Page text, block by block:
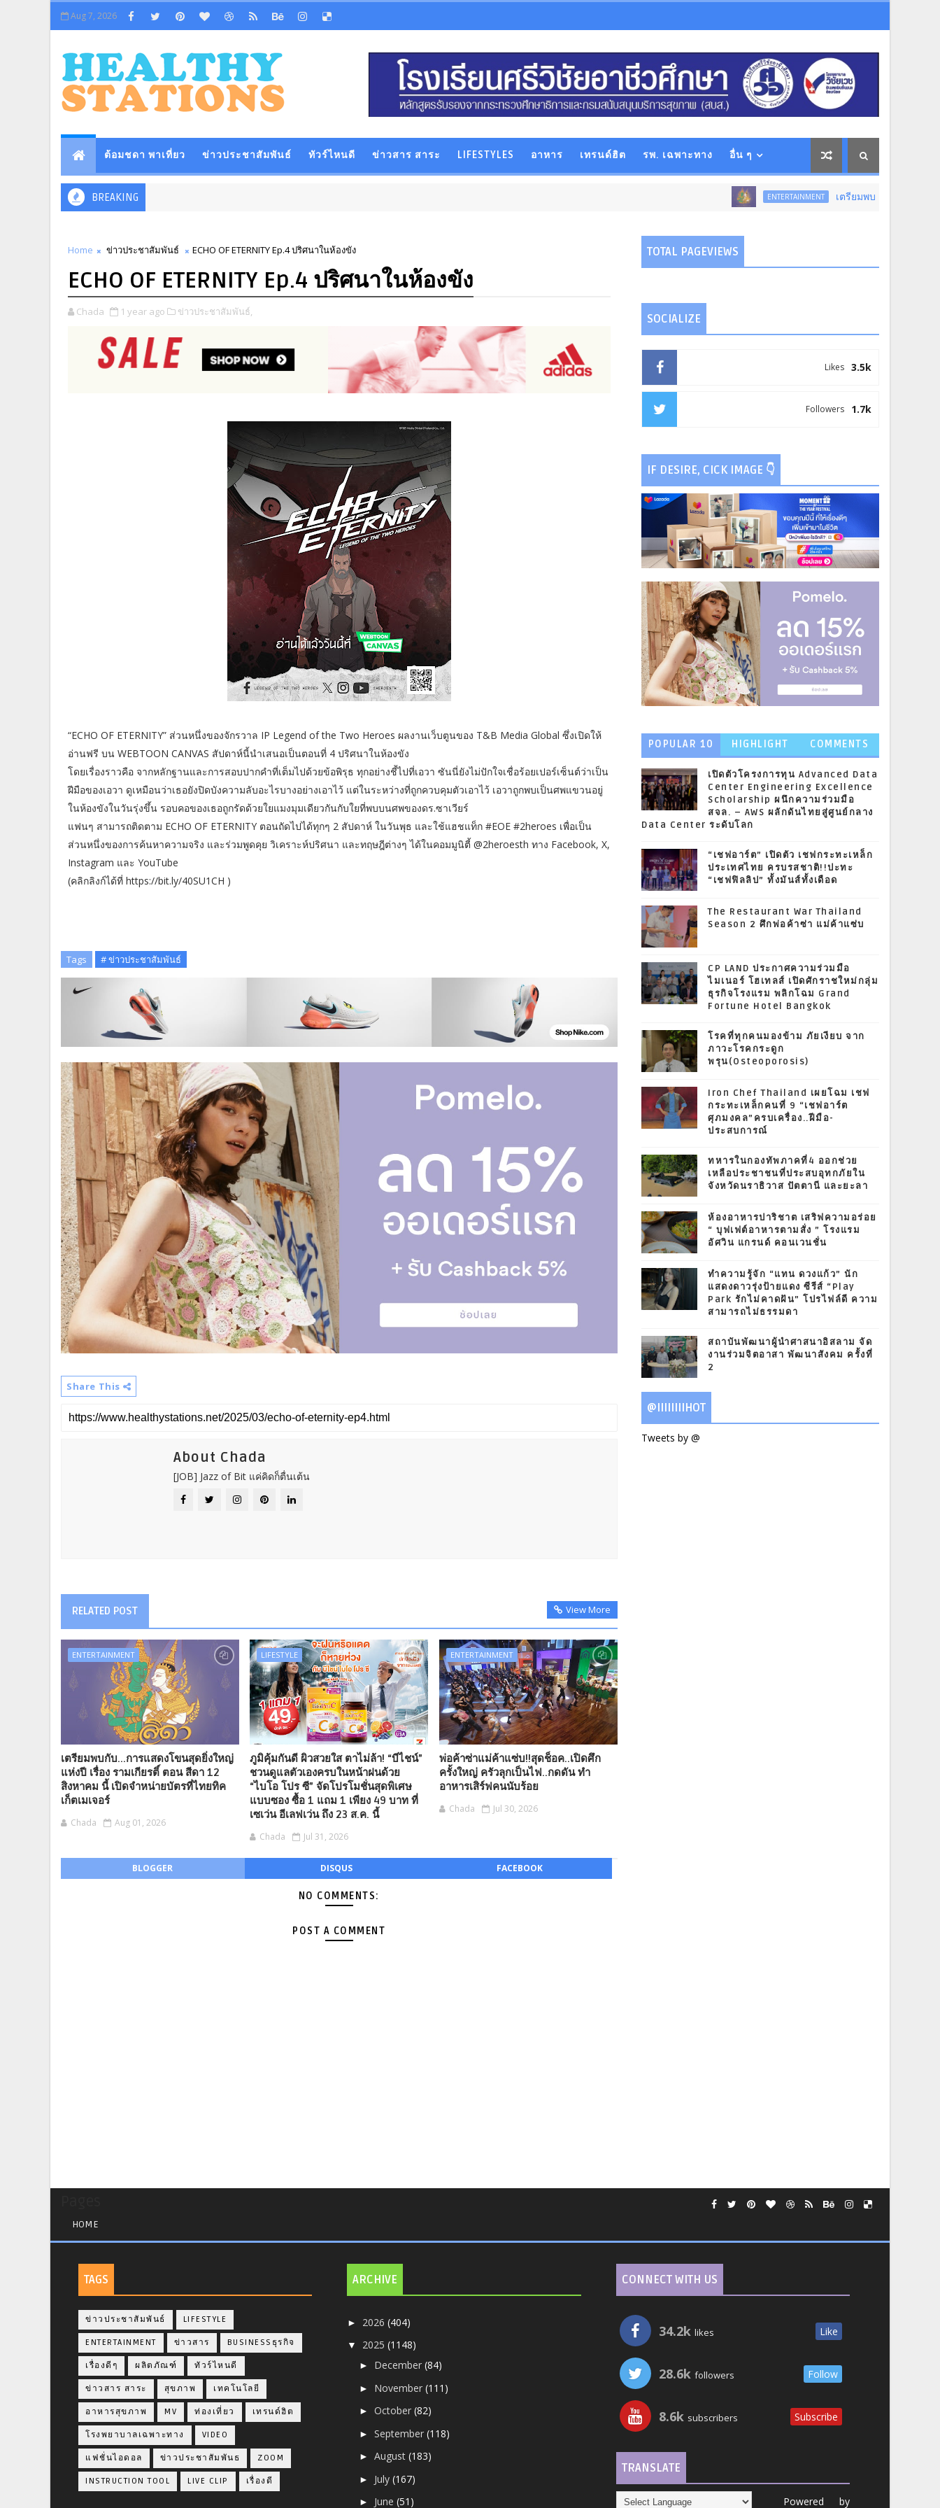
Aug 7, 2026
ต้อมชดา พาเที่ยว ข่าวประชาสัมพันธ์ ทัวร์ไหนดี ข่าวสาร สาระ LIFESTYLES อาหาร เทรนด์ฮิต รพ. เฉพาะทาง อื่น ๆ
BREAKING ENTERTAINMENT เตรียมพบกับ...การแสดงโขนสุดยิ่ง
Home ข่าวประชาสัมพันธ์ ECHO OF ETERNITY Ep.4 ปริศนาในห้องขัง
ECHO OF ETERNITY Ep.4 ปริศนาในห้องขัง
Chada 1 year ago ข่าวประชาสัมพันธ์,
“ECHO OF ETERNITY” ส่วนหนึ่งของจักรวาล IP Legend of the Two Heroes ผลงานเว็บตูนของ T&B Media Global ซึ่งเปิดให้
อ่านฟรี บน WEBTOON CANVAS สัปดาห์นี้นำเสนอเป็นตอนที่ 4 ปริศนาในห้องขัง
โดยเรื่องราวคือ จากหลักฐานและการสอบปากคำที่เต็มไปด้วยข้อพิรุธ ทุกอย่างชี้ไปที่เอวา ซันนี่ยังไม่ปักใจเชื่อร้อยเปอร์เซ็นต์ว่าเป็น
ฝีมือของเอวา ดูเหมือนว่าเธอยังปิดบังความลับอะไรบางอย่างเอาไว้ แต่ในระหว่างที่ถูกควบคุมตัวเอาไว้ เอวาถูกพบเป็นศพแขวนอยู่
ในห้องขังในวันรุ่งขึ้น รอบคอของเธอถูกรัดด้วยใยแมงมุมเดียวกันกับใยที่พบบนศพของดร.ซาเวียร์
แฟนๆ สามารถติดตาม ECHO OF ETERNITY ตอนถัดไปได้ทุกๆ 2 สัปดาห์ ในวันพุธ และใช้แฮชแท็ก #EOE #2heroes เพื่อเป็น
ส่วนหนึ่งของการค้นหาความจริง และร่วมพูดคุย วิเคราะห์ปริศนา และทฤษฎีต่างๆ ได้ในคอมมูนิตี้ @2heroesth ทาง Facebook, X,
Instagram และ YouTube
(คลิกลิงก์ได้ที่ https://bit.ly/40SU1CH )
Tags # ข่าวประชาสัมพันธ์
Share This
About Chada
[JOB] Jazz of Bit แค่คิดก็ตื่นเต้น
RELATED POST View More
ENTERTAINMENT
เตรียมพบกับ...การแสดงโขนสุดยิ่งใหญ่
แห่งปี เรื่อง รามเกียรติ์ ตอน สีดา 12
สิงหาคม นี้ เปิดจำหน่ายบัตรที่ไทยทิค
เก็ตเมเจอร์
Chada Aug 01, 2026
LIFESTYLE
ภูมิคุ้มกันดี ผิวสวยใส ตาไม่ล้า! “บีไชน์”
ชวนดูแลตัวเองครบในหน้าฝนด้วย
“ไบโอ โปร ซี” จัดโปรโมชั่นสุดพิเศษ
แบบซอง ซื้อ 1 แถม 1 เพียง 49 บาท ที่
เซเว่น อีเลฟเว่น ถึง 23 ส.ค. นี้
Chada Jul 31, 2026
ENTERTAINMENT
พ่อค้าซ่าแม่ค้าแซ่บ!!สุดช็อค..เปิดศึก
ครั้งใหญ่ ครัวลุกเป็นไฟ..กดดัน ทำ
อาหารเสิร์ฟคนนับร้อย
Chada Jul 30, 2026
BLOGGER DISQUS FACEBOOK
NO COMMENTS:
POST A COMMENT
TOTAL PAGEVIEWS
SOCIALIZE
3.5k
Likes
1.7k
Followers
IF DESIRE, CICK IMAGE 👇
POPULAR 10
HIGHLIGHT
COMMENTS
เปิดตัวโครงการทุน Advanced Data
Center Engineering Excellence
Scholarship ผนึกความร่วมมือ
สจล. – AWS ผลักดันไทยสู่ศูนย์กลาง
Data Center ระดับโลก
“เชฟอาร์ต” เปิดตัว เชฟกระทะเหล็ก
ประเทศไทย ครบรสชาติ!!ปะทะ
“เชฟฟิลลิป” ทั้งมันส์ทั้งเดือด
The Restaurant War Thailand
Season 2 ศึกพ่อค้าซ่า แม่ค้าแซ่บ
CP LAND ประกาศความร่วมมือ
ไมเนอร์ โฮเทลส์ เปิดศักราชใหม่กลุ่ม
ธุรกิจโรงแรม พลิกโฉม Grand
Fortune Hotel Bangkok
โรคที่ทุกคนมองข้าม ภัยเงียบ จาก
ภาวะโรคกระดูก
พรุน(Osteoporosis)
Iron Chef Thailand เผยโฉม เชฟ
กระทะเหล็กคนที่ 9 “เชฟอาร์ต
ศุภมงคล”ครบเครื่อง..ฝีมือ-
ประสบการณ์
ทหารในกองทัพภาคที่4 ออกช่วย
เหลือประชาชนที่ประสบอุทกภัยใน
จังหวัดนราธิวาส ปัตตานี และยะลา
ห้องอาหารปาริชาต เสริฟความอร่อย
“ บุฟเฟต์อาหารตามสั่ง ” โรงแรม
อัศวิน แกรนด์ คอนเวนชั่น
ทำความรู้จัก “แทน ดวงแก้ว” นัก
แสดงดาวรุ่งป้ายแดง ซีรีส์ “Play
Park รักไม่คาดฝัน” โปรไฟล์ดี ความ
สามารถไม่ธรรมดา
สถาบันพัฒนาผู้นำศาสนาอิสลาม จัด
งานร่วมจิตอาสา พัฒนาสังคม ครั้งที่
2
@IIIIIIIIHOT
Tweets by @
HOME
TAGS
ข่าวประชาสัมพันธ์ LIFESTYLE
ENTERTAINMENT ข่าวสาร BUSINESSธุรกิจ
เรื่องดีๆ ผลิตภัณฑ์ ทัวร์ไหนดี
ข่าวสาร สาระ สุขภาพ เทคโนโลยี
อาหารสุขภาพ MV ท่องเที่ยว เทรนด์ฮิต
โรงพยาบาลเฉพาะทาง VIDEO
แฟชั่นไอดอล ข่าวประชาสัมพันธ ZOOM
INSTRUCTION TOOL LIVE CLIP เรื่องดี
ARCHIVE
► 2026(404)
▼ 2025(1148)
► December(84)
► November(111)
►October(82)
►September(118)
►August(183)
► July(167)
► June(51)
CONNECT WITH US
34.2k likes Like
28.6k followers Follow
8.6k subscribers Subscribe
TRANSLATE
Powered by